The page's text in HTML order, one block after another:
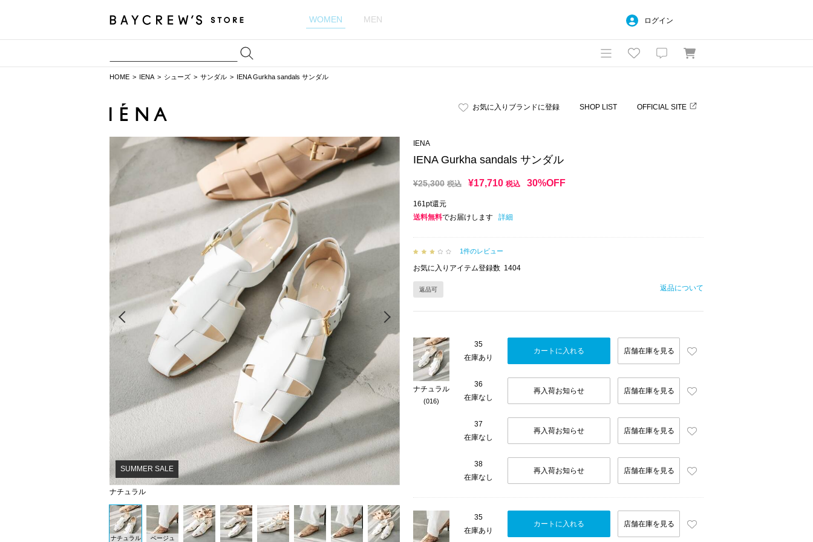
WOMEN MEN ログイン
HOME IENA シューズ サンダル IENA Gurkha sandals サンダル
お気に入りブランドに登録 SHOP LIST OFFICIAL SITE
ナチュラル
Next
SUMMER SALE
ナチュラル ベージュ
IENA
IENA Gurkha sandals サンダル
¥25,300 税込 ¥17,710 税込 30%OFF
161pt還元
送料無料でお届けします 詳細
1件のレビュー
お気に入りアイテム登録数 1404
返品可 返品について
ナチュラル
(016)
35
在庫あり
カートに入れる 店舗在庫を見る
36
在庫なし
再入荷お知らせ 店舗在庫を見る
37
在庫なし
再入荷お知らせ 店舗在庫を見る
38
在庫なし
再入荷お知らせ 店舗在庫を見る
35
在庫あり
カートに入れる 店舗在庫を見る